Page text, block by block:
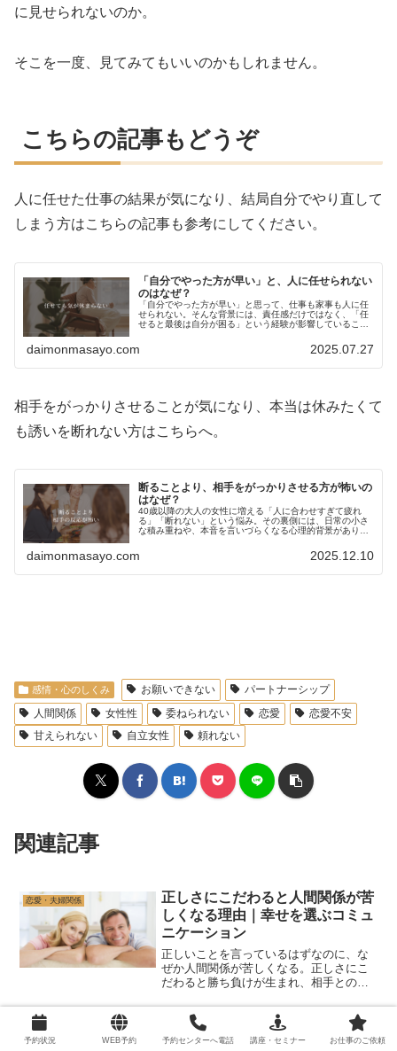
に見せられないのか。
そこを一度、見てみてもいいのかもしれません。
こちらの記事もどうぞ
人に任せた仕事の結果が気になり、結局自分でやり直して
しまう方はこちらの記事も参考にしてください。
「自分でやった方が早い」と、人に任せられない
のはなぜ？
「自分でやった方が早い」と思って、仕事も家事も人に任
せられない。そんな背景には、責任感だけではなく、「任
せると最後は自分が困る」という経験が影響していること
daimonmasayo.com 2025.07.27
相手をがっかりさせることが気になり、本当は休みたくて
も誘いを断れない方はこちらへ。
断ることより、相手をがっかりさせる方が怖いの
はなぜ？
40歳以降の大人の女性に増える「人に合わせすぎて疲れ
る」「断れない」という悩み。その裏側には、日常の小さ
な積み重ねや、本音を言いづらくなる心理的背景がありま
daimonmasayo.com 2025.12.10
感情・心のしくみ お願いできない
パートナーシップ
人間関係
女性性 委ねられない 恋愛
恋愛不安
甘えられない
自立女性 頼れない
関連記事
恋愛・夫婦関係
正しさにこだわると人間関係が苦
しくなる理由｜幸せを選ぶコミュ
ニケーション
正しいことを言っているはずなのに、な
ぜか人間関係が苦しくなる。正しさにこ
だわると勝ち負けが生まれ、相手との距
幸せを選ぶコミュニケーションについて
解説します。
感情・心のしくみ
本当はどうしたいかわからない時
｜やりたいことと行動がズレると
予約状況 WEB予約 予約センターへ電話 講座・セミナー お仕事のご依頼